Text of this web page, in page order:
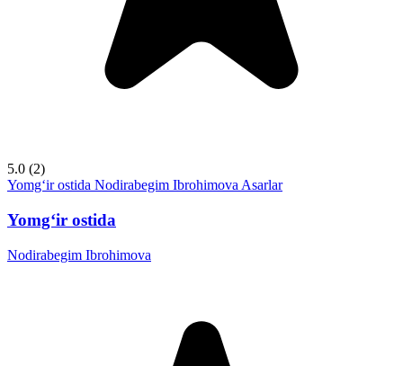
5.0 (2)
Yomg‘ir ostida Nodirabegim IbrohimovaAsarlar
Yomg‘ir ostida
Nodirabegim Ibrohimova